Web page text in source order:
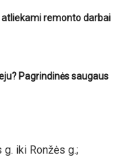
remonto darbai
Pagrindinės saugaus
iki Ronžės g.;